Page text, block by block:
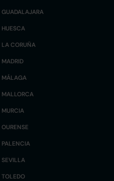
GUADALAJARA
HUESCA
LA CORUÑA
MADRID
MÁLAGA
MALLORCA
MURCIA
OURENSE
PALENCIA
SEVILLA
TOLEDO